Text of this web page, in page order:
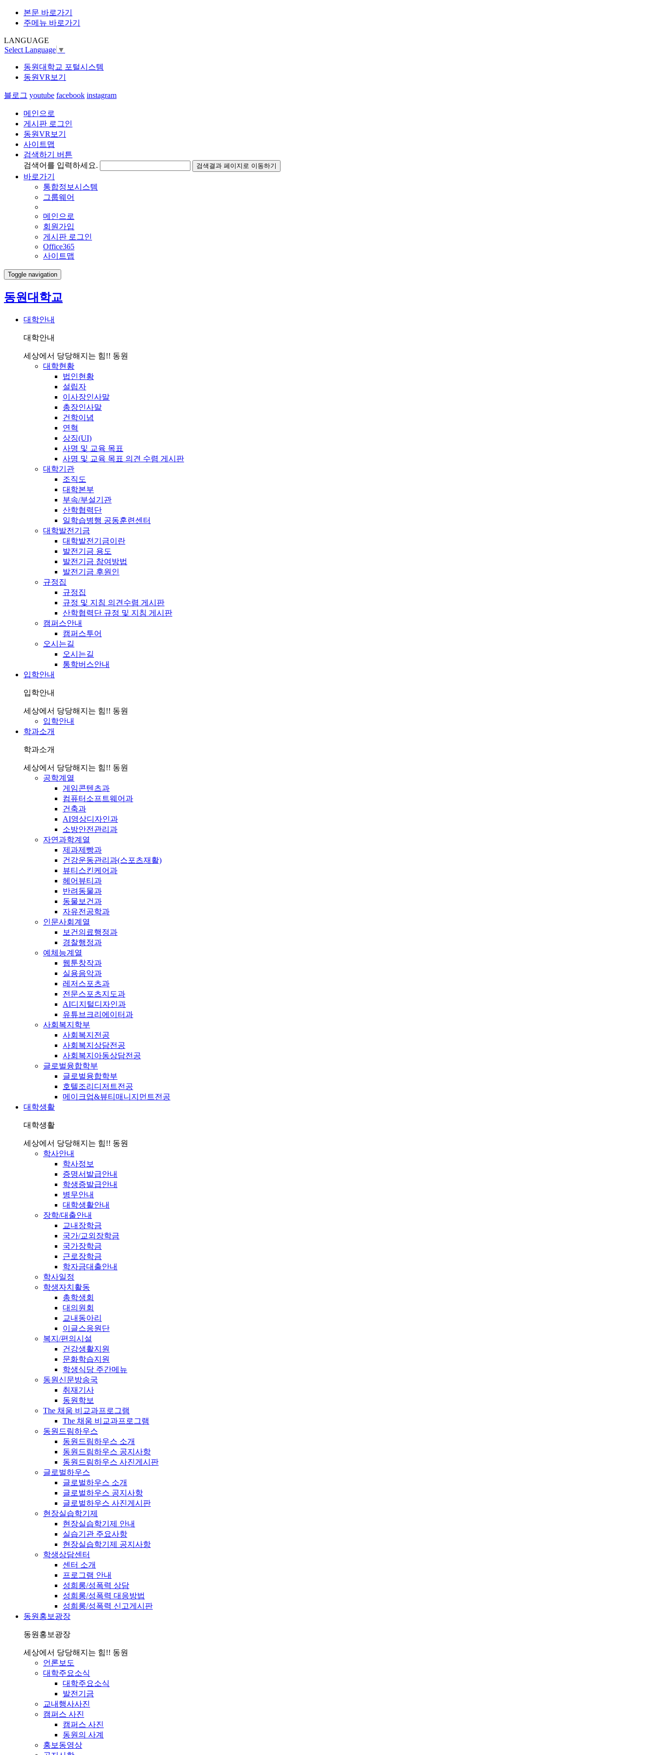
본문 바로가기
주메뉴 바로가기
LANGUAGE
Select Language ▼
동원대학교 포털시스템
동원VR보기
블로그 youtube facebook instagram
메인으로
게시판 로그인
동원VR보기
사이트맵
검색하기 버튼
검색어를 입력하세요.
검색결과 페이지로 이동하기
바로가기
통합정보시스템
그룹웨어
메인으로
회원가입
게시판 로그인
Office365
사이트맵
Toggle navigation
동원대학교
대학안내
대학안내
세상에서 당당해지는 힘!! 동원
대학현황
법인현황
설립자
이사장인사말
총장인사말
건학이념
연혁
상징(UI)
사명 및 교육 목표
사명 및 교육 목표 의견 수렴 게시판
대학기관
조직도
대학본부
부속/부설기관
산학협력단
일학습병행 공동훈련센터
대학발전기금
대학발전기금이란
발전기금 용도
발전기금 참여방법
발전기금 후원인
규정집
규정집
규정 및 지침 의견수렴 게시판
산학협력단 규정 및 지침 게시판
캠퍼스안내
캠퍼스투어
오시는길
오시는길
통학버스안내
입학안내
입학안내
세상에서 당당해지는 힘!! 동원
입학안내
학과소개
학과소개
세상에서 당당해지는 힘!! 동원
공학계열
게임콘텐츠과
컴퓨터소프트웨어과
건축과
AI영상디자인과
소방안전관리과
자연과학계열
제과제빵과
건강운동관리과(스포츠재활)
뷰티스킨케어과
헤어뷰티과
반려동물과
동물보건과
자유전공학과
인문사회계열
보건의료행정과
경찰행정과
예체능계열
웹툰창작과
실용음악과
레저스포츠과
전문스포츠지도과
AI디지털디자인과
유튜브크리에이터과
사회복지학부
사회복지전공
사회복지상담전공
사회복지아동상담전공
글로벌융합학부
글로벌융합학부
호텔조리디저트전공
메이크업&뷰티매니지먼트전공
대학생활
대학생활
세상에서 당당해지는 힘!! 동원
학사안내
학사정보
증명서발급안내
학생증발급안내
병무안내
대학생활안내
장학/대출안내
교내장학금
국가/교외장학금
국가장학금
근로장학금
학자금대출안내
학사일정
학생자치활동
총학생회
대의원회
교내동아리
이글스응원단
복지/편의시설
건강생활지원
문화학습지원
학생식당 주간메뉴
동원신문방송국
취재기사
동원학보
The 채움 비교과프로그램
The 채움 비교과프로그램
동원드림하우스
동원드림하우스 소개
동원드림하우스 공지사항
동원드림하우스 사진게시판
글로벌하우스
글로벌하우스 소개
글로벌하우스 공지사항
글로벌하우스 사진게시판
현장실습학기제
현장실습학기제 안내
실습기관 주요사항
현장실습학기제 공지사항
학생상담센터
센터 소개
프로그램 안내
성희롱/성폭력 상담
성희롱/성폭력 대응방법
성희롱/성폭력 신고게시판
동원홍보광장
동원홍보광장
세상에서 당당해지는 힘!! 동원
언론보도
대학주요소식
대학주요소식
발전기금
교내행사사진
캠퍼스 사진
캠퍼스 사진
동원의 사계
홍보동영상